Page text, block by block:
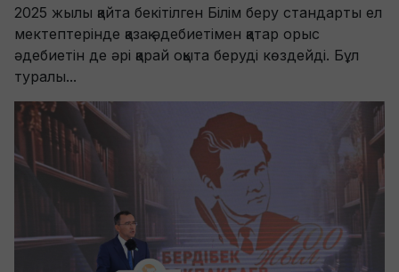
2025 жылы қайта бекітілген Білім беру стандарты ел
мектептерінде қазақ әдебиетімен қатар орыс
әдебиетін де әрі қарай оқыта беруді көздейді. Бұл
туралы...